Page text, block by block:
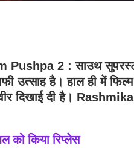
2 : साउथ
उत्साह है। हाल ही में
दिखाई दी है।
को किया रिप्लेस